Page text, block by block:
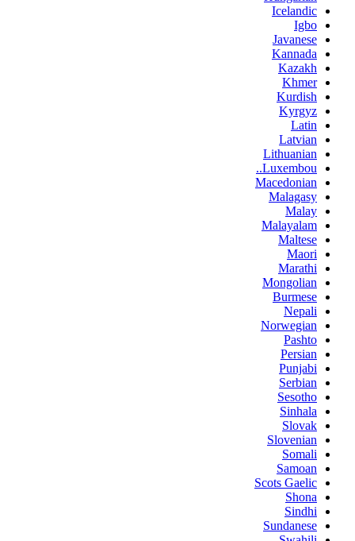
Icelandic
Igbo
Javanese
Kannada
Kazakh
Khmer
Kurdish
Kyrgyz
Latin
Latvian
Lithuanian
Luxembou..
Macedonian
Malagasy
Malay
Malayalam
Maltese
Maori
Marathi
Mongolian
Burmese
Nepali
Norwegian
Pashto
Persian
Punjabi
Serbian
Sesotho
Sinhala
Slovak
Slovenian
Somali
Samoan
Scots Gaelic
Shona
Sindhi
Sundanese